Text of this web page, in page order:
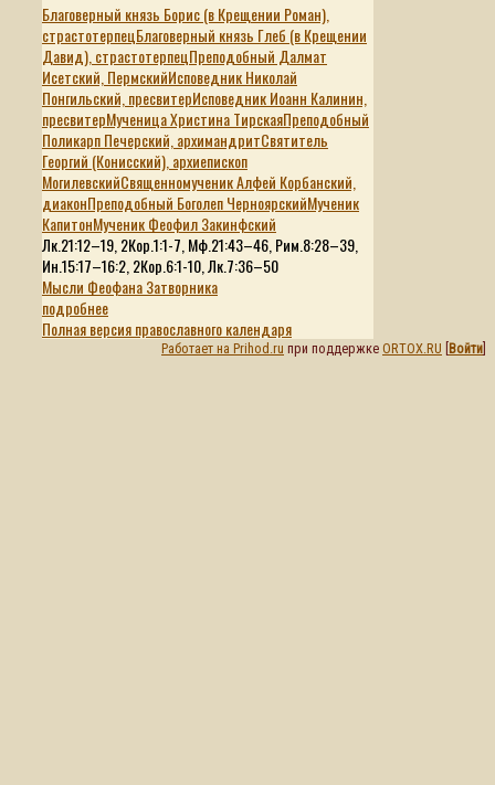
Благоверный князь Борис (в Крещении Роман),
страстотерпецБлаговерный князь Глеб (в Крещении
Давид), страстотерпецПреподобный Далмат
Исетский, ПермскийИсповедник Николай
Понгильский, пресвитерИсповедник Иоанн Калинин,
пресвитерМученица Христина ТирскаяПреподобный
Поликарп Печерский, архимандритСвятитель
Георгий (Конисский), архиепископ
МогилевскийСвященномученик Алфей Корбанский,
диаконПреподобный Боголеп ЧерноярскийМученик
КапитонМученик Феофил Закинфский
Лк.21:12–19, 2Кор.1:1-7, Мф.21:43–46, Рим.8:28–39,
Ин.15:17–16:2, 2Кор.6:1-10, Лк.7:36–50
Мысли Феофана Затворника
подробнее
Полная версия православного календаря
Работает на Prihod.ru при поддержке ORTOX.RU Войти